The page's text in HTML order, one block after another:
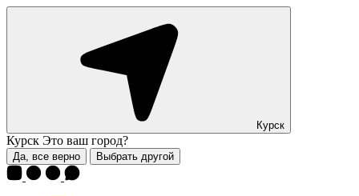
Курск
Курск Это ваш город?
Да, все верно Выбрать другой